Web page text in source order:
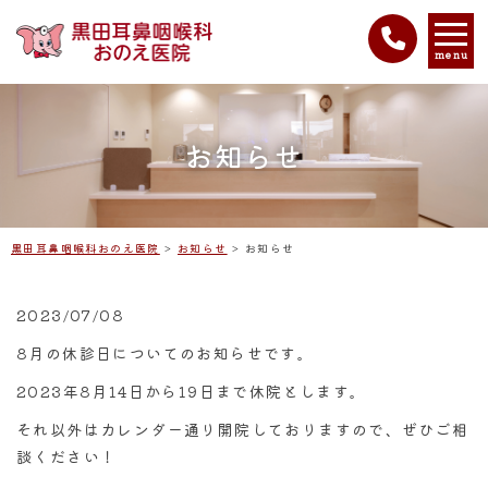
menu
お知らせ
黒田耳鼻咽喉科おのえ医院 > お知らせ > お知らせ
2023/07/08
8月の休診日についてのお知らせです。
2023年8月14日から19日まで休院とします。
それ以外はカレンダー通り開院しておりますので、ぜひご相
談ください！